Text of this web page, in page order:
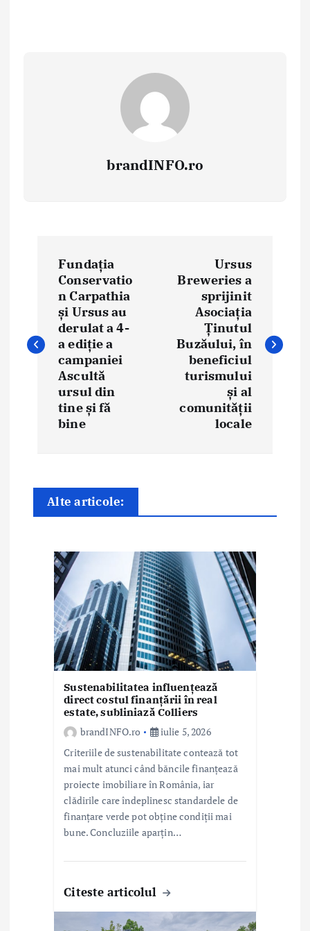
brandINFO.ro
i
g
a
Fundația
Conservatio
n Carpathia
și Ursus au
derulat a 4-
a ediție a
campaniei
Ascultă
ursul din
tine și fă
bine
Ursus
Breweries a
sprijinit
Asociația
Ținutul
Buzăului, în
beneficiul
turismului
și al
comunității
locale
Alte articole:
Sustenabilitatea influențează
direct costul finanțării în real
estate, subliniază Colliers
brandINFO.ro
iulie 5, 2026
Criteriile de sustenabilitate contează tot
mai mult atunci când băncile finanțează
proiecte imobiliare în România, iar
clădirile care îndeplinesc standardele de
finanțare verde pot obține condiții mai
bune. Concluziile aparțin…
Citeste articolul